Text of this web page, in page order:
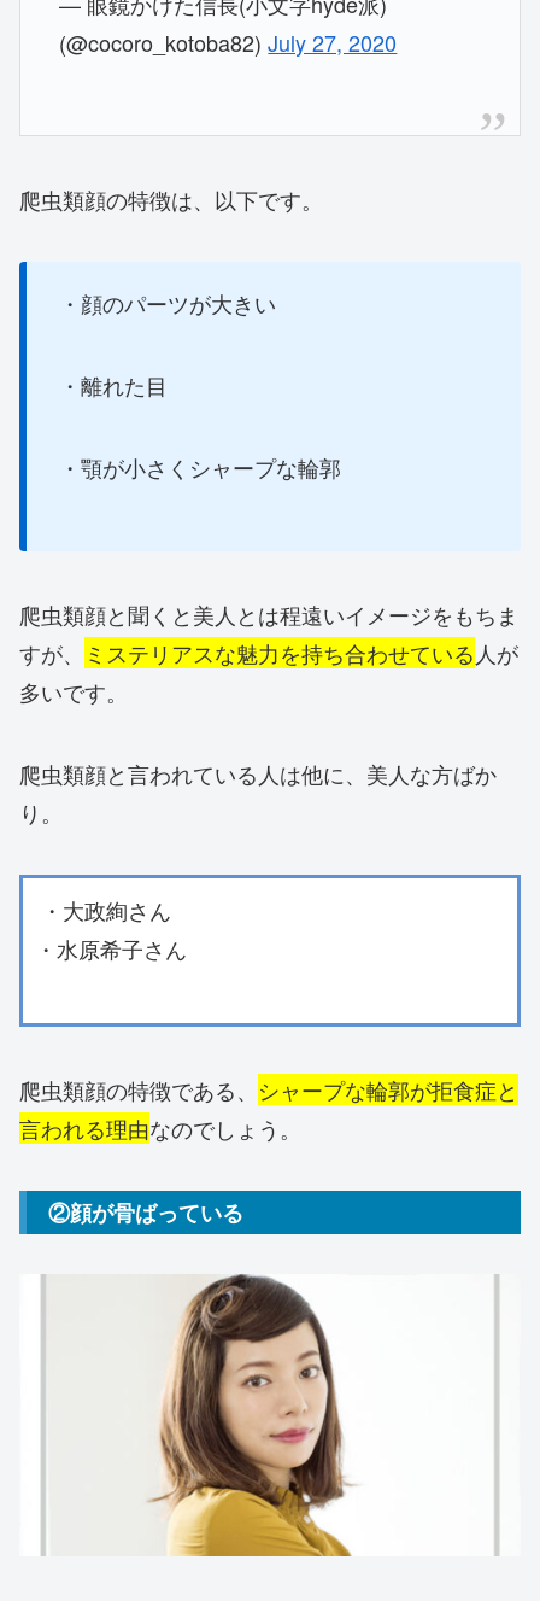
(@cocoro_kotoba82)July 27, 2020
爬虫類顔の特徴は、以下です。
・顔のパーツが大きい
・離れた目
・顎が小さくシャープな輪郭
爬虫類顔と聞くと美人とは程遠いイメージをもちま
すが、
ミステリアスな魅力を持ち合わせている 人が
多いです。
爬虫類顔と言われている人は他に、美人な方ばか
り。
・大政絢さん
・水原希子さん
爬虫類顔の特徴である、 シャープな輪郭が拒食症と
言われる理由なのでしょう。
②顔が骨ばっている